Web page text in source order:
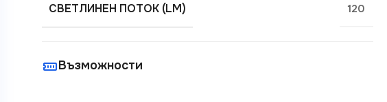
СВЕТЛИНЕН ПОТОК (LM) 120
Възможности